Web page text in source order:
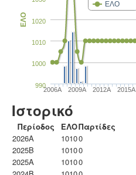
ΕΛΟ
2006A 2009A 2012A 2015A
990
1000
1010
1020
ΕΛΟ
Ιστορικό
Περίοδος ΕΛΟΠαρτίδες
2026A
10100
2025B
10100
2025A
10100